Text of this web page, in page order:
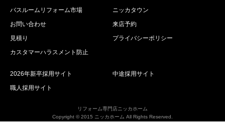
バスルームリフォーム市場
ニッカタウン
お問い合わせ
来店予約
見積り
プライバシーポリシー
カスタマーハラスメント防止
2026年新卒採用サイト
中途採用サイト
職人採用サイト
リフォーム専門店ニッカホーム
Copyright © 2015 ニッカホーム All Rights Reserved.